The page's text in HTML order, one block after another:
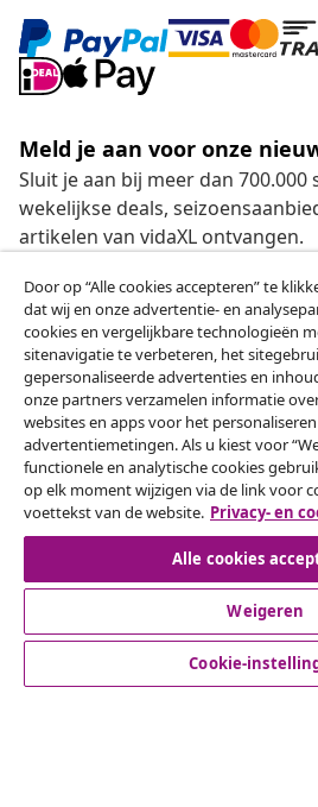
Meld je aan voor onze
Sluit je aan bij meer dan 700.000
wekelijkse deals,
artikelen van vidaXL ontvangen.
Onze sociale media
Herroeping van de
Een annulering voor je
Herroeping van de
Door op “Alle cookies accepteren” te
dat wij en onze advertentie- en
cookies en vergelijkbare technologieën
sitenavigatie te verbeteren, het
gepersonaliseerde advertenties en
onze partners verzamelen informatie
websites en apps voor het
advertentiemetingen. Als u kiest voor
functionele en analytische cookies
op elk moment wijzigen via de link voor
voettekst van de website. Privacy- en
Alle cookies
Weigeren
Cookie-